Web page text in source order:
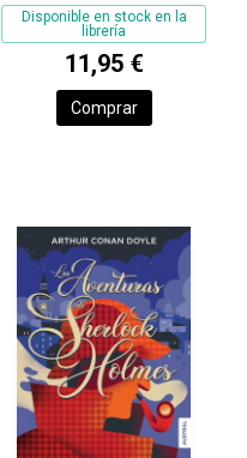
Disponible en stock en la
librería
11,95 €
Comprar